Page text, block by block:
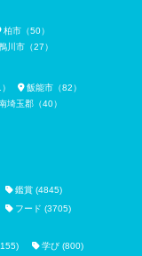
柏市（50）
川市（27）
飯能市（82）
埼玉郡（40）
鑑賞 (4845)
フード (3705)
学び (800)